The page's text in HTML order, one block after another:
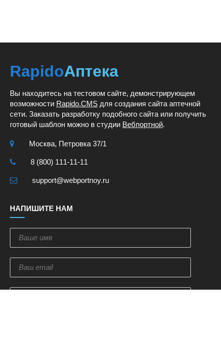
RapidoАптека
Вы находитесь на тестовом сайте, демонстрирующем
возможности Rapido.CMS для создания сайта аптечной
сети. Заказать разработку подобного сайта или получить
готовый шаблон можно в студии Вебпортной.
Москва, Петровка 37/1
8 (800) 111-11-11
support@webportnoy.ru
НАПИШИТЕ НАМ